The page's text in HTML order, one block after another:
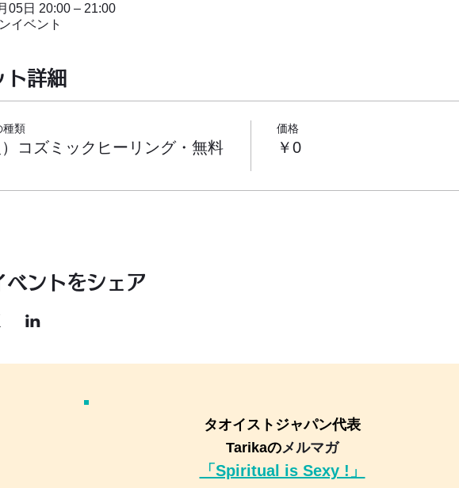
05日 20:00 – 21:00
イベント
ト詳細
種類
コズミックヒーリング・無料
価格
￥0
ベントをシェア
タオイストジャパン代表
Tarikaのメルマガ
「Spiritual is Sexy !」